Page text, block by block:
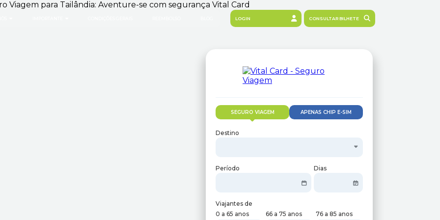
LOGIN CONSULTAR BILHETE
SEGURO VIAGEM APENAS CHIP E-SIM
Destino
Período Dias
Viajantes de
0 a 65 anos
66 a 75 anos 76 a 85 anos